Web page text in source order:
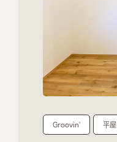
Groovin' 平屋